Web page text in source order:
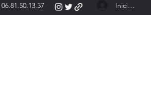
06.81.50.13.37 Iniciar sesión